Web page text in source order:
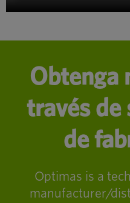
Obtenga
través de
de
Optimas is a
manufacturer/